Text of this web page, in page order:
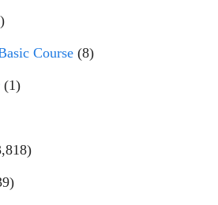
Course (8)
(1)